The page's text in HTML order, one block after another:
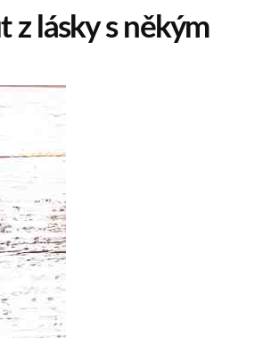
z lásky s někým